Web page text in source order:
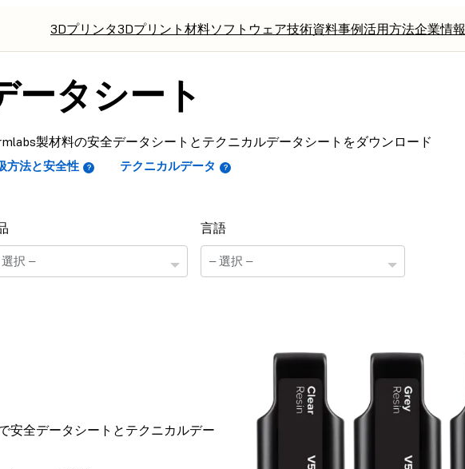
3Dプリンタ3Dプリント材料ソフトウェア技術資料事例活用方法企業情報
ータシート
製材料の安全データシートとテクニカルデータシートをダウンロード
方法と安全性 テクニカルデータ
言語
定材料のテクニカルデー
ートはまだご用意できて
安全データシートとテクニカルデー